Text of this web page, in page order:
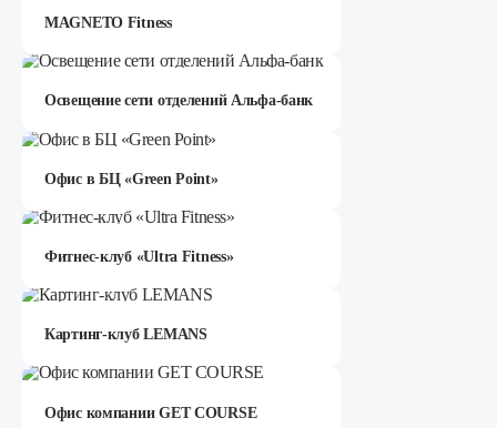
MAGNETO Fitness
Освещение сети отделений Альфа-банк
Офис в БЦ «Green Point»
Фитнес-клуб «Ultra Fitness»
Картинг-клуб LEMANS
Офис компании GET COURSE